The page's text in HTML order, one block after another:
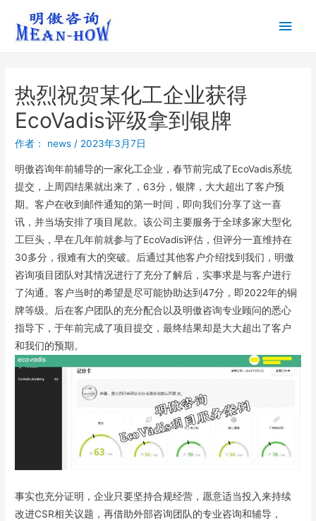
热烈祝贺某化工企业获得
EcoVadis评级拿到银牌
作者： news / 2023年3月7日
明傲咨询年前辅导的一家化工企业，春节前完成了EcoVadis系统
提交，上周四结果就出来了，63分，银牌，大大超出了客户预
期。客户在收到邮件通知的第一时间，即向我们分享了这一喜
讯，并当场安排了项目尾款。该公司主要服务于全球多家大型化
工巨头，早在几年前就参与了EcoVadis评估，但评分一直维持在
30多分，很难有大的突破。后通过其他客户介绍找到我们，明傲
咨询项目团队对其情况进行了充分了解后，实事求是与客户进行
了沟通。客户当时的希望是尽可能协助达到47分，即2022年的铜
牌等级。后在客户团队的充分配合以及明傲咨询专业顾问的悉心
指导下，于年前完成了项目提交，最终结果却是大大超出了客户
和我们的预期。
事实也充分证明，企业只要坚持合规经营，愿意适当投入来持续
改进CSR相关议题，再借助外部咨询团队的专业咨询和辅导，